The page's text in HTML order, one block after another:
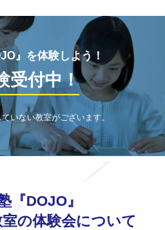
』を体験しよう！
受付中！
いない教室がございます。
『DOJO』
の体験会について